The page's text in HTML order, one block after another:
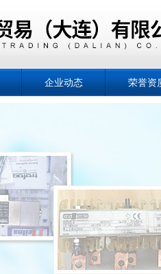
企业动态 荣誉资